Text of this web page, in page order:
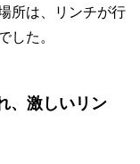
所は、リンチが行
した。
、激しいリン